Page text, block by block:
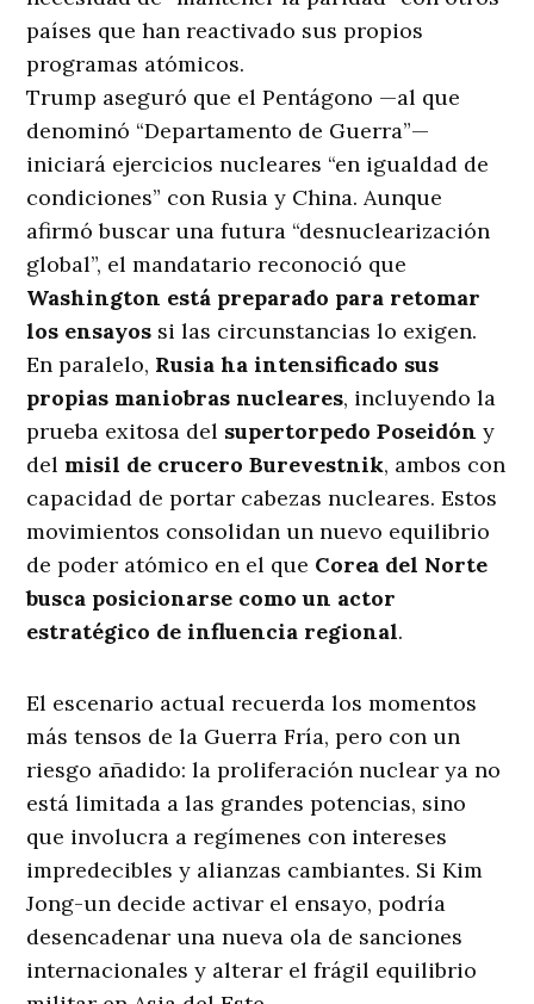
países que han reactivado sus propios
programas atómicos.
Trump aseguró que el Pentágono —al que
denominó “Departamento de Guerra”—
iniciará ejercicios nucleares “en igualdad de
condiciones” con Rusia y China. Aunque
afirmó buscar una futura “desnuclearización
global”, el mandatario reconoció que
Washington está preparado para retomar
los ensayos si las circunstancias lo exigen.
En paralelo, Rusia ha intensificado sus
propias maniobras nucleares, incluyendo la
prueba exitosa del supertorpedo Poseidón y
del misil de crucero Burevestnik, ambos con
capacidad de portar cabezas nucleares. Estos
movimientos consolidan un nuevo equilibrio
de poder atómico en el que Corea del Norte
busca posicionarse como un actor
estratégico de influencia regional.
El escenario actual recuerda los momentos
más tensos de la Guerra Fría, pero con un
riesgo añadido: la proliferación nuclear ya no
está limitada a las grandes potencias, sino
que involucra a regímenes con intereses
impredecibles y alianzas cambiantes. Si Kim
Jong-un decide activar el ensayo, podría
desencadenar una nueva ola de sanciones
internacionales y alterar el frágil equilibrio